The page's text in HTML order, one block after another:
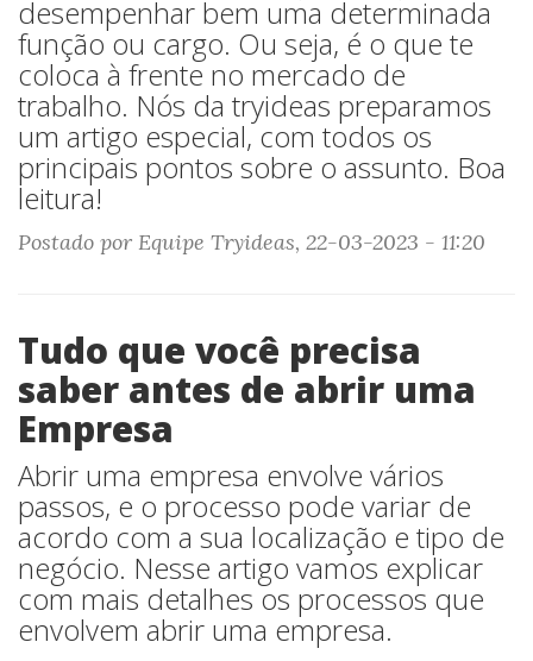
desempenhar bem uma determinada
função ou cargo. Ou seja, é o que te
coloca à frente no mercado de
trabalho. Nós da tryideas preparamos
um artigo especial, com todos os
principais pontos sobre o assunto. Boa
leitura!
Postado por Equipe Tryideas, 22-03-2023 - 11:20
Tudo que você precisa
saber antes de abrir uma
Empresa
Abrir uma empresa envolve vários
passos, e o processo pode variar de
acordo com a sua localização e tipo de
negócio. Nesse artigo vamos explicar
com mais detalhes os processos que
envolvem abrir uma empresa.